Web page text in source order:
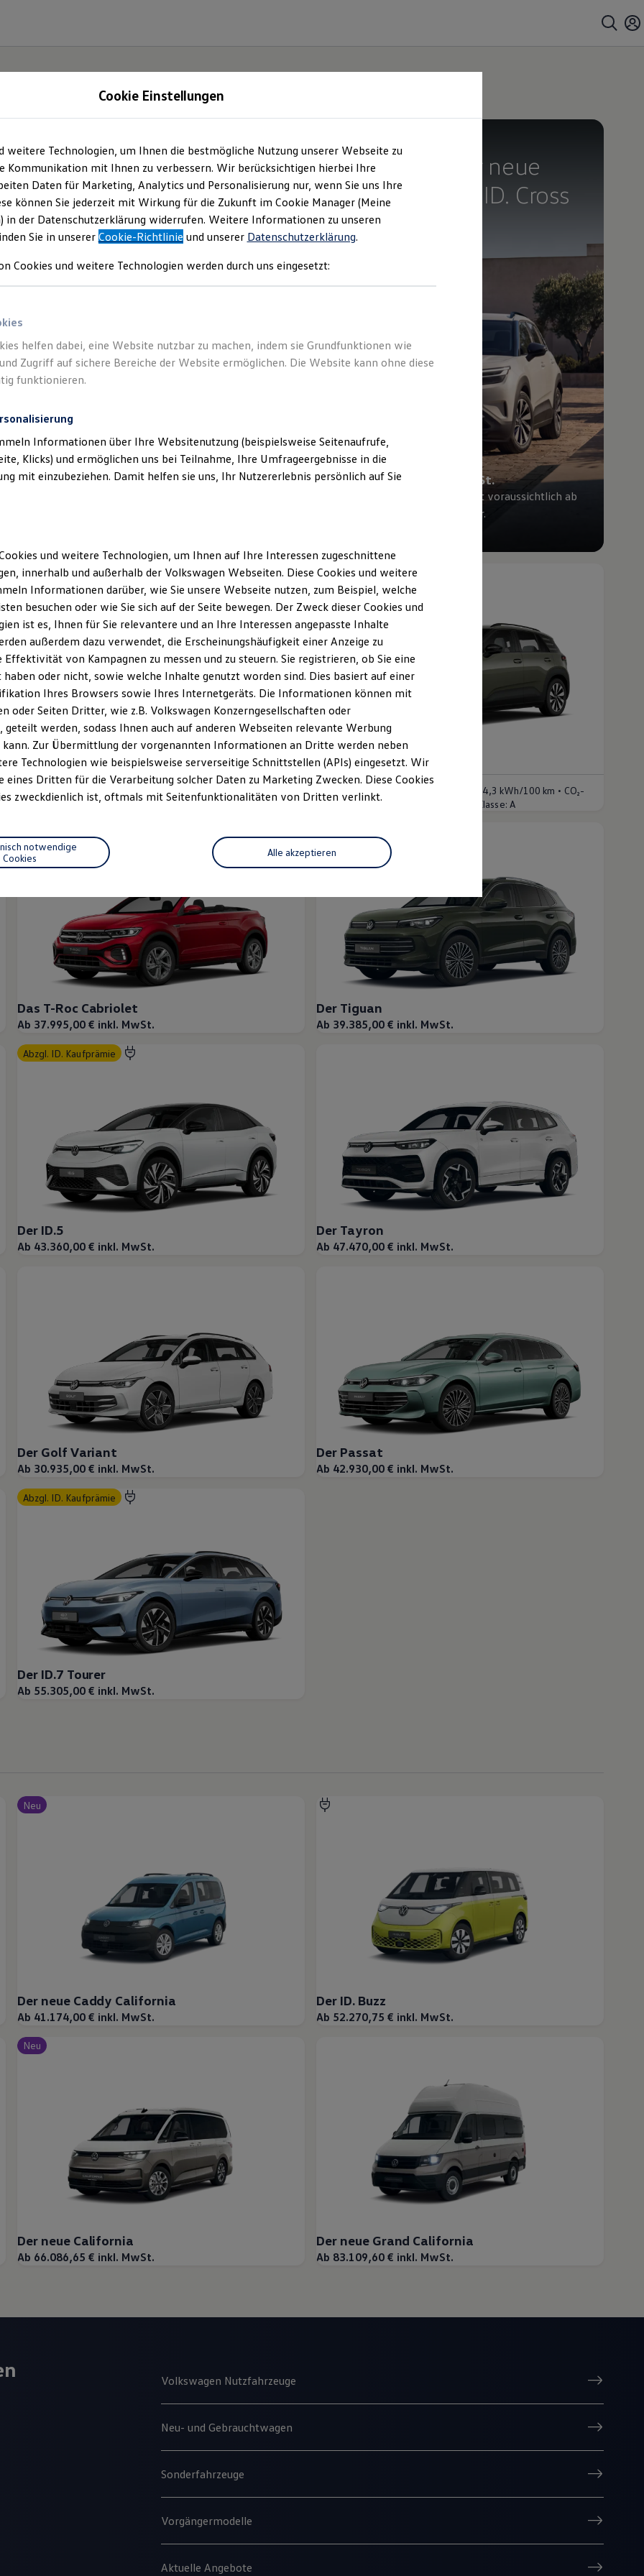
Ab 24.995,00 € inkl. MwSt.
Begeistert. Der neue
vollelektrische ID. Cross
Trend
Ab 27.995,00 € inkl. MwSt.
Die Ausstattungslinie Trend ist voraussichtlich ab
Mitte Oktober 2026 bestellbar.
Neu abzgl. ID. Kaufprämie
Der T-Cross
Ab 25.280,00 € inkl. MwSt.
Neu abzgl. ID. Kaufprämie
Der neue ID. Cross
Ab 36.525,00 € inkl. MwSt.
Energieverbrauch kombiniert: 16,9 - 14,3 kWh/100 km • CO₂-
Emissionen kombiniert:
CO₂-Klasse: A
Das T-Roc Cabriolet
Ab 37.995,00 € inkl. MwSt.
Der Tiguan
Ab 39.385,00 € inkl. MwSt.
abzgl. ID. Kaufprämie
Der ID.5
Ab 43.360,00 € inkl. MwSt.
Der Tayron
Ab 47.470,00 € inkl. MwSt.
Der Golf Variant
Ab 30.935,00 € inkl. MwSt.
Der Passat
Ab 42.930,00 € inkl. MwSt.
abzgl. ID. Kaufprämie
Der ID.7 Tourer
Ab 55.305,00 € inkl. MwSt.
Neu
Der neue Caddy California
Ab 41.174,00 € inkl. MwSt.
Der ID. Buzz
Ab 52.270,75 € inkl. MwSt.
Neu
Der neue California
Ab 66.086,65 € inkl. MwSt.
Der neue Grand California
Ab 83.109,60 € inkl. MwSt.
Volkswagen Nutzfahrzeuge
Neu- und Gebrauchtwagen
Sonderfahrzeuge
Vorgängermodelle
Aktuelle Angebote
Cookie Einstellungen
weitere Technologien, um Ihnen die bestmögliche Nutzung unserer Webseite zu
Kommunikation mit Ihnen zu verbessern. Wir berücksichtigen hierbei Ihre
Daten für Marketing, Analytics und Personalisierung nur, wenn Sie uns Ihre
können Sie jederzeit mit Wirkung für die Zukunft im Cookie Manager (Meine
in der Datenschutzerklärung widerrufen. Weitere Informationen zu unseren
Sie in unsererCookie-Richtlinie und unserer Datenschutzerklärung.
Cookies und weitere Technologien werden durch uns eingesetzt:
helfen dabei, eine Website nutzbar zu machen, indem sie Grundfunktionen wie
Zugriff auf sichere Bereiche der Website ermöglichen. Die Website kann ohne diese
funktionieren.
Informationen über Ihre Websitenutzung (beispielsweise Seitenaufrufe,
Klicks) und ermöglichen uns bei Teilnahme, Ihre Umfrageergebnisse in die
mit einzubeziehen. Damit helfen sie uns, Ihr Nutzererlebnis persönlich auf Sie
und weitere Technologien, um Ihnen auf Ihre Interessen zugeschnittene
innerhalb und außerhalb der Volkswagen Webseiten. Diese Cookies und weitere
Informationen darüber, wie Sie unsere Webseite nutzen, zum Beispiel, welche
besuchen oder wie Sie sich auf der Seite bewegen. Der Zweck dieser Cookies und
ist es, Ihnen für Sie relevantere und an Ihre Interessen angepasste Inhalte
außerdem dazu verwendet, die Erscheinungshäufigkeit einer Anzeige zu
Effektivität von Kampagnen zu messen und zu steuern. Sie registrieren, ob Sie eine
haben oder nicht, sowie welche Inhalte genutzt worden sind. Dies basiert auf einer
Ihres Browsers sowie Ihres Internetgeräts. Die Informationen können mit
oder Seiten Dritter, wie z.B. Volkswagen Konzerngesellschaften oder
geteilt werden, sodass Ihnen auch auf anderen Webseiten relevante Werbung
kann. Zur Übermittlung der vorgenannten Informationen an Dritte werden neben
Technologien wie beispielsweise serverseitige Schnittstellen (APIs) eingesetzt. Wir
eines Dritten für die Verarbeitung solcher Daten zu Marketing Zwecken. Diese Cookies
zweckdienlich ist, oftmals mit Seitenfunktionalitäten von Dritten verlinkt.
Alle akzeptieren
notwendige
Cookies